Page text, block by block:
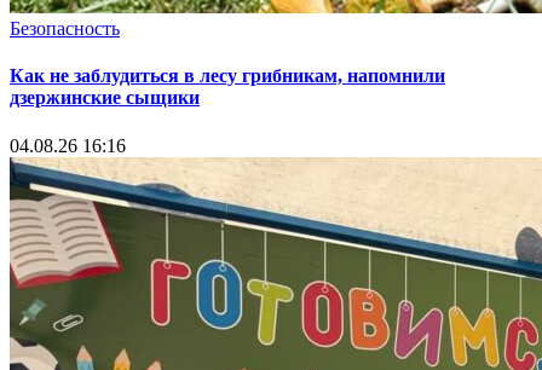
Безопасность
Как не заблудиться в лесу грибникам, напомнили
дзержинские сыщики
04.08.26 16:16